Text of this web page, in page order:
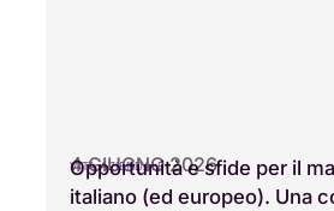
4 GIUGNO 2026
VITA AZIENDALE
Opportunità e sfide per il
italiano (ed europeo). Una